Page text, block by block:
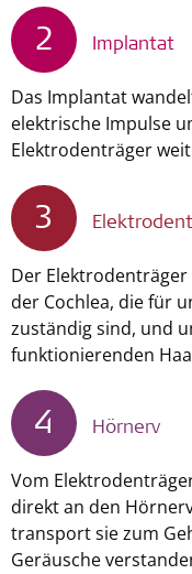
2 Implantat
Das Implantat
elektrische Impulse
Elektrodenträger
3
Der
der Cochlea, die für
zuständig sind, und
funktionierenden
4 Hörnerv
Vom
direkt an den
transport sie zum
Geräusche